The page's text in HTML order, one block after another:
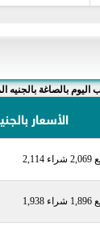
بالصاغة بالجنيه
الأسعار
2,114
1,938